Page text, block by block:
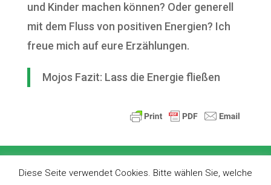
und Kinder machen können? Oder generell
mit dem Fluss von positiven Energien? Ich
freue mich auf eure Erzählungen.
Mojos Fazit: Lass die Energie fließen
Diese Seite verwendet Cookies. Bitte wählen Sie, welche